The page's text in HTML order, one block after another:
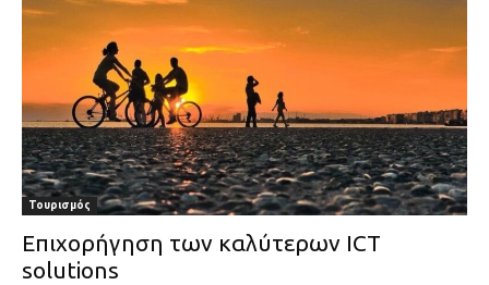
Τουρισμός
Επιχορήγηση των καλύτερων ICT
solutions